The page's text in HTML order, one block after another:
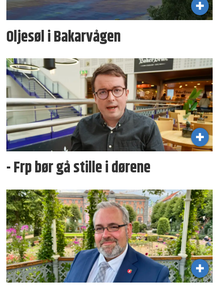
Oljesøl i Bakarvågen
- Frp bør gå stille i dørene